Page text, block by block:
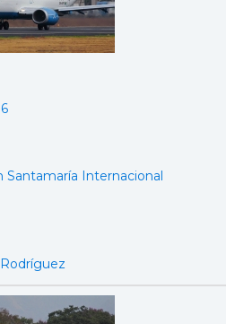
Santamaría Internacional